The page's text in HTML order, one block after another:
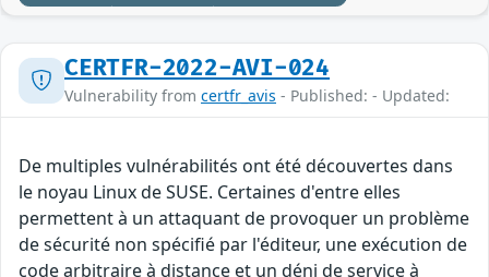
CERTFR-2022-AVI-024
Vulnerability from certfr_avis - Published: - Updated:
De multiples vulnérabilités ont été découvertes dans
le noyau Linux de SUSE. Certaines d'entre elles
permettent à un attaquant de provoquer un problème
de sécurité non spécifié par l'éditeur, une exécution de
code arbitraire à distance et un déni de service à